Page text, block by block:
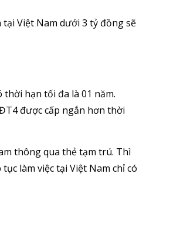
Việt Nam dưới 3 tỷ đồng sẽ
hạn tối đa là 01 năm.
được cấp ngắn hơn thời
thông qua thẻ tạm trú. Thì
làm việc tại Việt Nam chỉ có